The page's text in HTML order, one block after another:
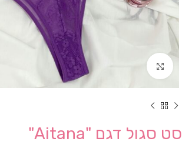
Click to enlarge
סט סגול דגם "Aitana"